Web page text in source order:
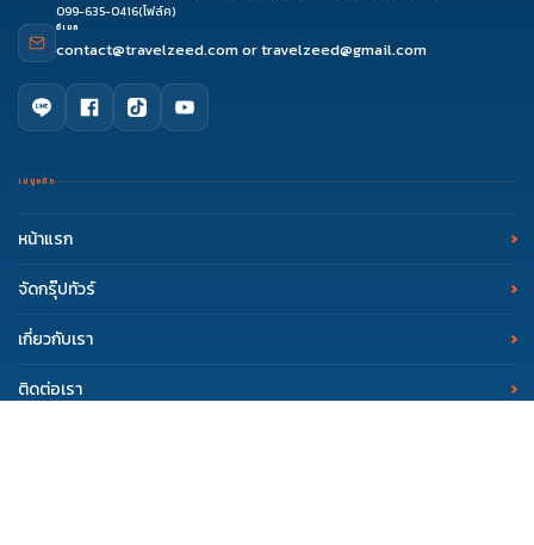
ดูรีวิว
099-635-0416(โฟล์ค)
อีเมล
contact@travelzeed.comortravelzeed@gmail.com
เมนูหลัก
หน้าแรก
จัดกรุ๊ปทัวร์
เกี่ยวกับเรา
ติดต่อเรา